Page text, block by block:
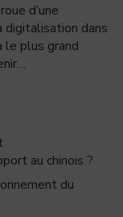
d’une
dans
le plus grand
au chinois ?
du